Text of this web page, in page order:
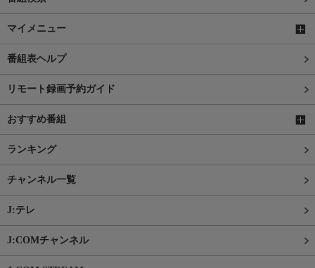
マイメニュー
番組表ヘルプ
リモート録画予約ガイド
おすすめ番組
ランキング
チャンネル一覧
J:テレ
J:COMチャンネル